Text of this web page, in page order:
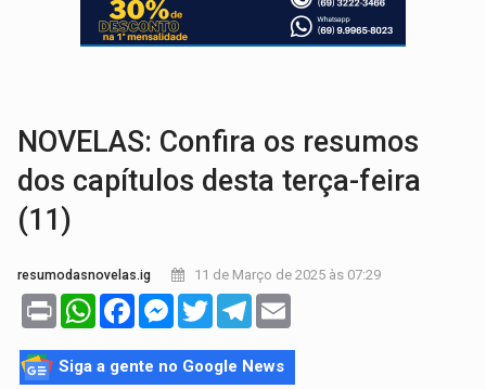
PF ESTÁ APURANDO: Flávio Bolsonaro escolhe Alfredo Gaspar como vice, alvo de
NOVELAS: Confira os resumos
dos capítulos desta terça-feira
(11)
resumodasnovelas.ig 11 de Março de 2025 às 07:29
Print WhatsAppFacebookMessenger
TwitterTelegram
Siga a gente no Google News